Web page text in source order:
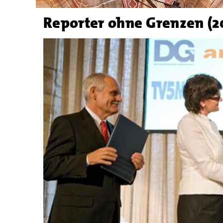
Reporter ohne Grenzen